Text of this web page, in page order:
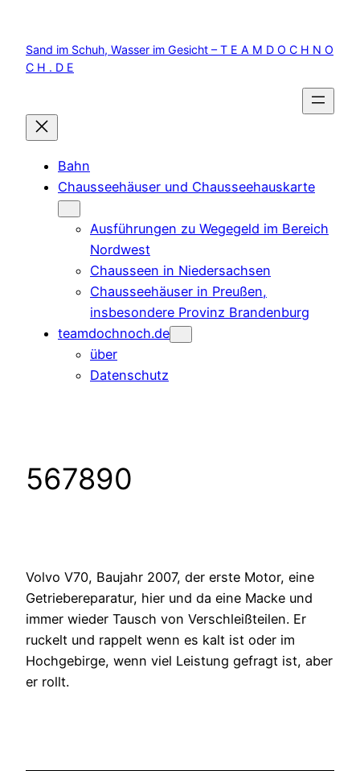
springen
Sand im Schuh, Wasser im Gesicht – T E A M D O C H N O
C H . D E
Bahn
Chausseehäuser und Chausseehauskarte
Ausführungen zu Wegegeld im Bereich
Nordwest
Chausseen in Niedersachsen
Chausseehäuser in Preußen,
insbesondere Provinz Brandenburg
teamdochnoch.de
über
Datenschutz
567890
Volvo V70, Baujahr 2007, der erste Motor, eine
Getriebereparatur, hier und da eine Macke und
immer wieder Tausch von Verschleißteilen. Er
ruckelt und rappelt wenn es kalt ist oder im
Hochgebirge, wenn viel Leistung gefragt ist, aber
er rollt.